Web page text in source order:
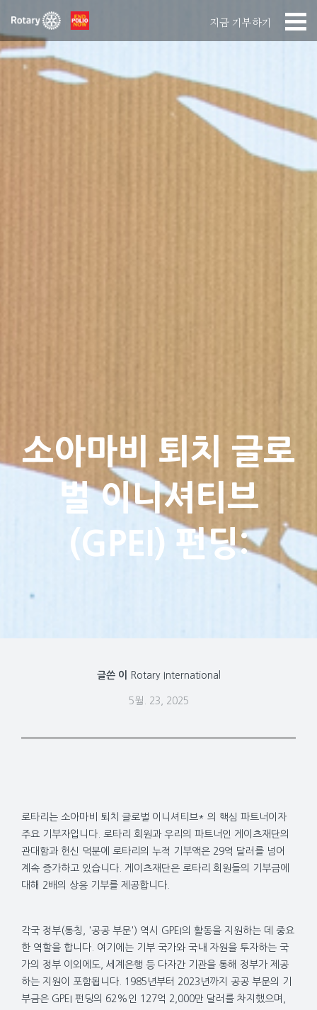
지금 기부하기
소아마비 퇴치 글로
벌 이니셔티브
(GPEI) 펀딩:
글쓴 이 Rotary International
5월. 23, 2025
로타리는 소아마비 퇴치 글로벌 이니셔티브* 의 핵심 파트너이자
주요 기부자입니다. 로타리 회원과 우리의 파트너인 게이츠재단의
관대함과 헌신 덕분에 로타리의 누적 기부액은 29억 달러를 넘어
계속 증가하고 있습니다. 게이츠재단은 로타리 회원들의 기부금에
대해 2배의 상응 기부를 제공합니다.
각국 정부(통칭, '공공 부문') 역시 GPEI의 활동을 지원하는 데 중요
한 역할을 합니다. 여기에는 기부 국가와 국내 자원을 투자하는 국
가의 정부 이외에도, 세계은행 등 다자간 기관을 통해 정부가 제공
하는 지원이 포함됩니다. 1985년부터 2023년까지 공공 부문의 기
부금은 GPEI 펀딩의 62%인 127억 2,000만 달러를 차지했으며,